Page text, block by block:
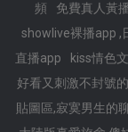
頻
免費真人黃
showlive裸播app ,
直播app
kiss情色
好看又刺激不封號
貼圖區,寂寞男生的